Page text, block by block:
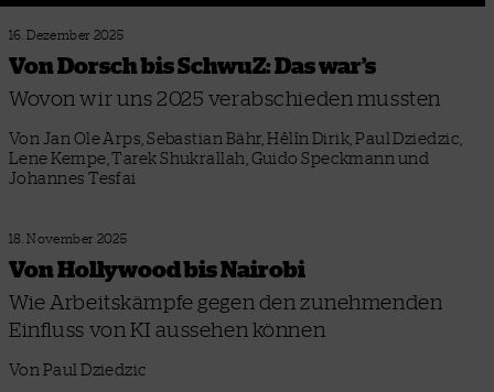
16. Dezember 2025
Von Dorsch bis SchwuZ: Das war’s
Wovon wir uns 2025 verabschieden mussten
Von Jan Ole Arps, Sebastian Bähr, Hêlîn Dirik, Paul Dziedzic,
Lene Kempe, Tarek Shukrallah, Guido Speckmann und
Johannes Tesfai
18. November 2025
Von Hollywood bis Nairobi
Wie Arbeitskämpfe gegen den zunehmenden
Einfluss von KI aussehen können
Von Paul Dziedzic